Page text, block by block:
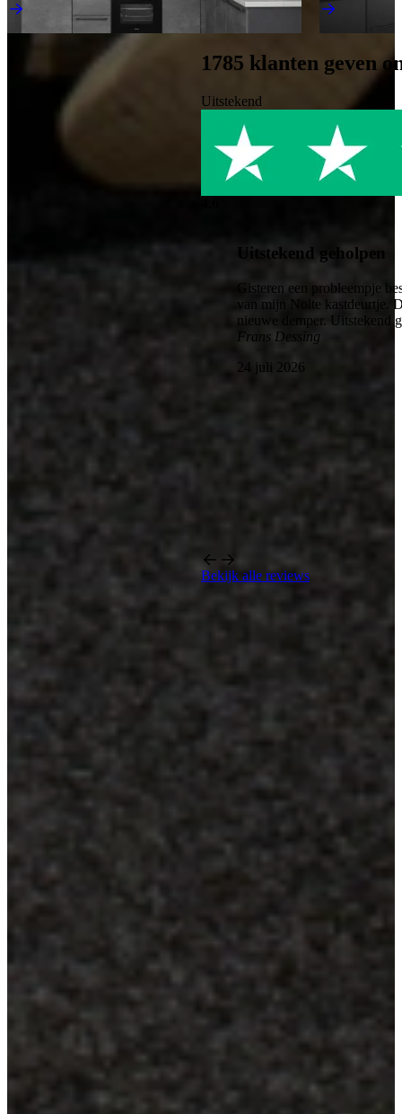
Direct leverbaar Direct
1785 klanten geven
Uitstekend
Uitstekend geholpen
Gisteren een probleempje
van mijn Nolte kastdeurtje.
nieuwe demper. Uitstekend
Frans Dessing
24 juli 2026
Bekijk alle reviews